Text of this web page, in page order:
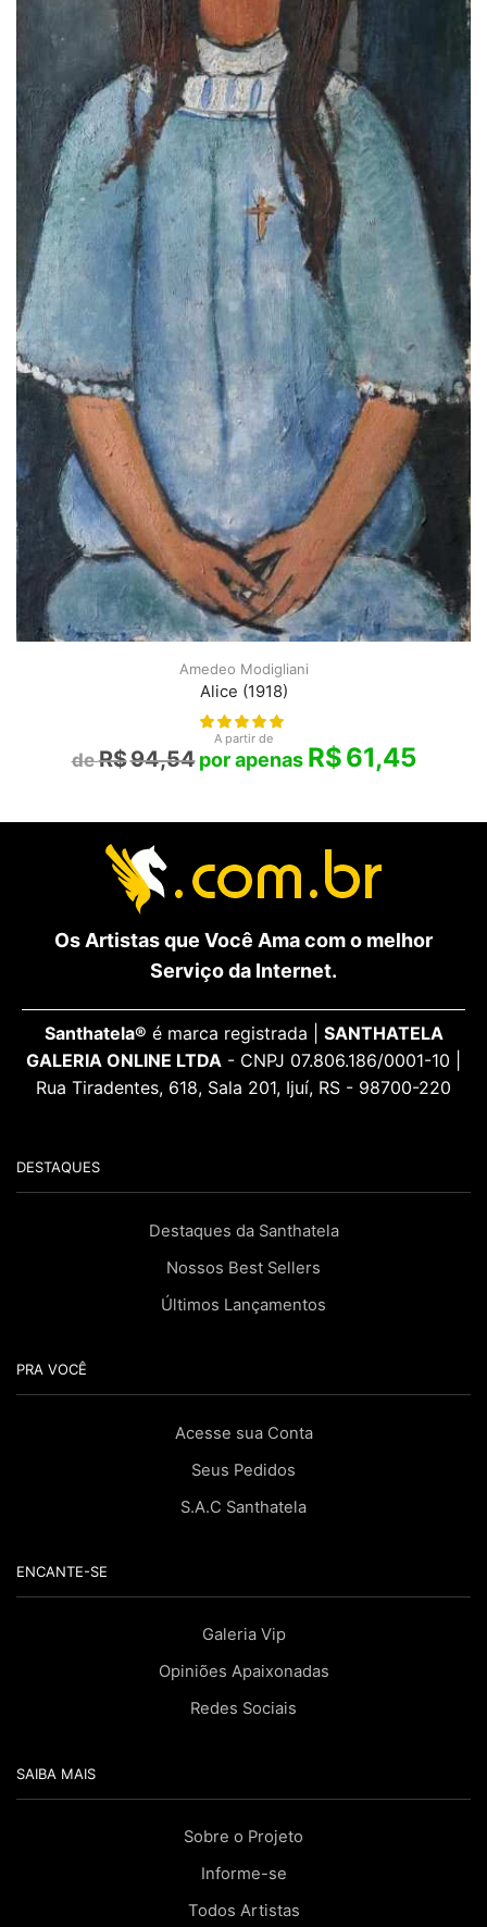
Amedeo Modigliani
Alice (1918)
A partir de
R$94,54 R$61,45
Os Artistas que Você Ama com o melhor
Serviço da Internet.
Santhatela® é marca registrada | SANTHATELA
GALERIA ONLINE LTDA - CNPJ 07.806.186/0001-10 |
Rua Tiradentes, 618, Sala 201, Ijuí, RS - 98700-220
DESTAQUES
Destaques da Santhatela
Nossos Best Sellers
Últimos Lançamentos
PRA VOCÊ
Acesse sua Conta
Seus Pedidos
S.A.C Santhatela
ENCANTE-SE
Galeria Vip
Opiniões Apaixonadas
Redes Sociais
SAIBA MAIS
Sobre o Projeto
Informe-se
Todos Artistas